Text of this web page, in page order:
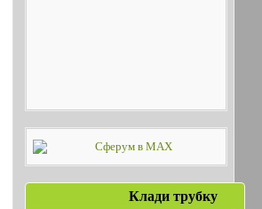
Клади трубку